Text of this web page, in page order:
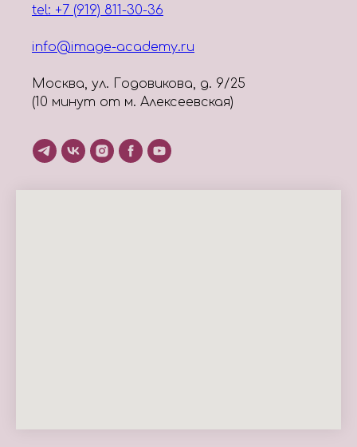
tel: +7 (919) 811-30-36
info@image-academy.ru
Москва, ул. Годовикова, д. 9/25
(10 минут от м. Алексеевская)